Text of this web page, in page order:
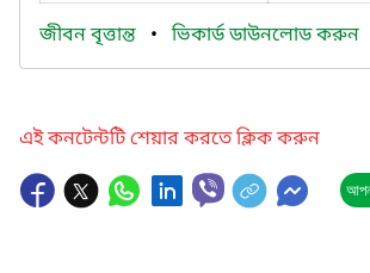
জীবন বৃত্তান্ত • ভিকার্ড ডাউনলোড করুন
এই কনটেন্টটি শেয়ার করতে ক্লিক করুন